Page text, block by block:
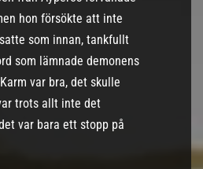
hon försökte att inte
som innan, tankfullt
som lämnade demonens
var bra, det skulle
trots allt inte det
var bara ett stopp på